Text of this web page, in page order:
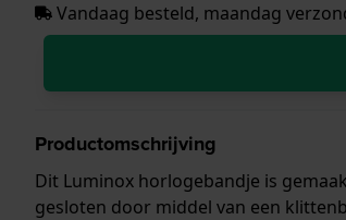
Vandaag besteld, maandag
Productomschrijving
Dit Luminox horlogebandje is
gesloten door middel van een